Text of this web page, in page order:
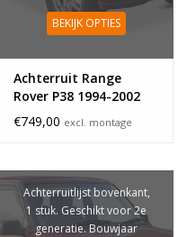
BEKIJK OPTIES
Achterruit Range
Rover P38 1994-2002
€749,00 excl. montage
Achterruitlijst bovenkant,
1 stuk. Geschikt voor 2e
generatie. Bouwjaar